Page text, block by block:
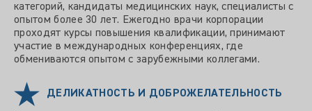
категорий, кандидаты медицинских наук, специалисты с
опытом более 30 лет. Ежегодно врачи корпорации
проходят курсы повышения квалификации, принимают
участие в международных конференциях, где
обмениваются опытом с зарубежными коллегами.
ДЕЛИКАТНОСТЬ И ДОБРОЖЕЛАТЕЛЬНОСТЬ